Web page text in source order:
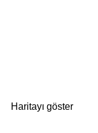
Haritayı göster